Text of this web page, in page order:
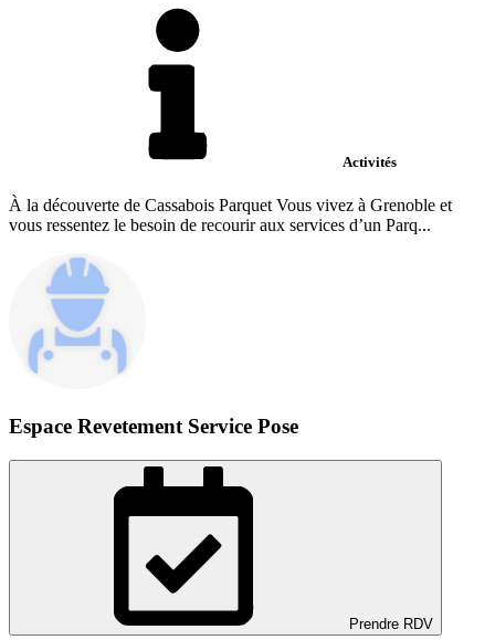
Activités
À la découverte de Cassabois Parquet Vous vivez à Grenoble et
vous ressentez le besoin de recourir aux services d’un Parq...
Espace Revetement Service Pose
Prendre RDV